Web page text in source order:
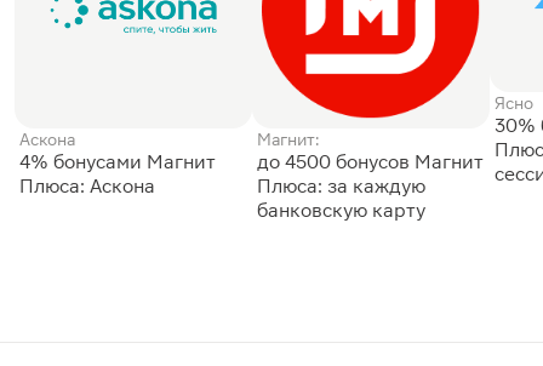
Аскона
4% бонусами Магнит
Плюса: Аскона
Магнит:
до 4500 бонусов Магнит
Плюса: за каждую
банковскую карту
Ясно
30%